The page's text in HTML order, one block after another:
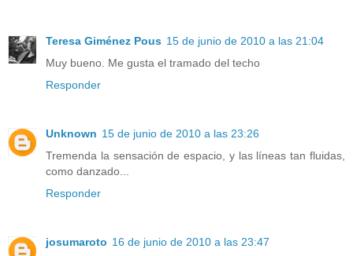
Teresa Giménez Pous 15 de junio de 2010 a las 21:04
Muy bueno. Me gusta el tramado del techo
Responder
Unknown 15 de junio de 2010 a las 23:26
Tremenda la sensación de espacio, y las líneas tan fluidas,
como danzado...
Responder
josumaroto 16 de junio de 2010 a las 23:47